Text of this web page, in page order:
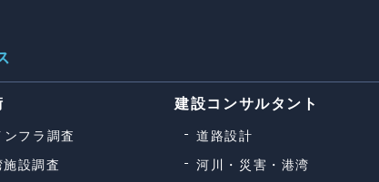
ンフラ調査
施設調査
建設コンサルタント
道路設計
河川・災害・港湾